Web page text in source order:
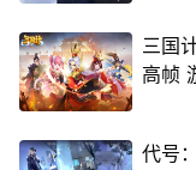
三国
高帧
代号